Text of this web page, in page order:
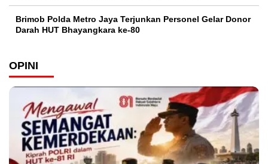
Brimob Polda Metro Jaya Terjunkan Personel Gelar Donor
Darah HUT Bhayangkara ke-80
OPINI